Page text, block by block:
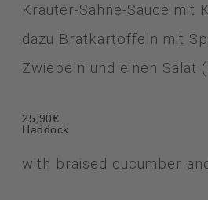
Kräuter-Sahne-Sauce mit
dazu Bratkartoffeln mit
Zwiebeln und einen Salat
25,90€
Haddock
with braised cucumber